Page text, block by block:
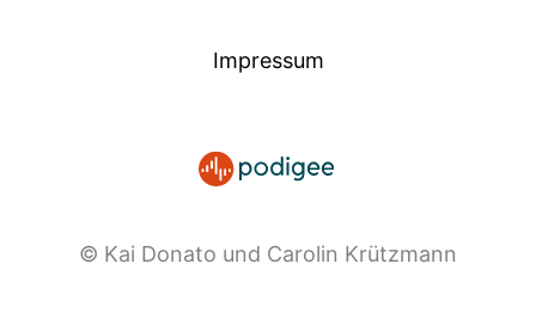
Impressum
© Kai Donato und Carolin Krützmann